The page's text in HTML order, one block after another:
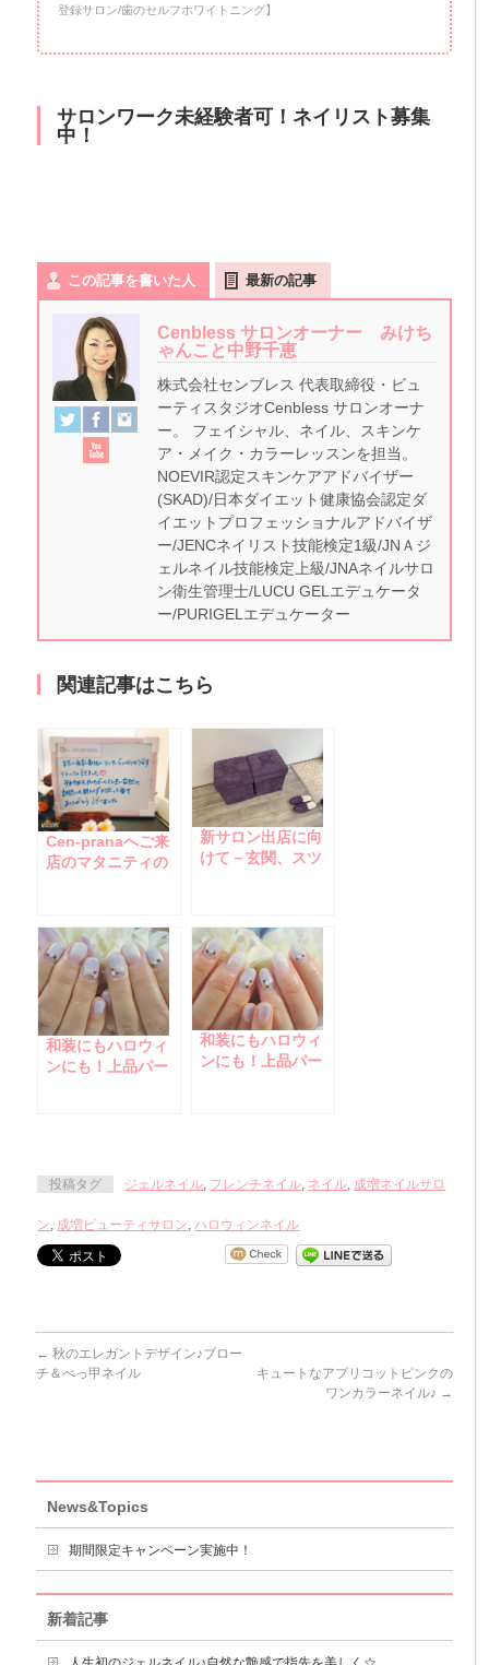
登録サロン/歯のセルフホワイトニング】
サロンワーク未経験者可！ネイリスト募集
中！
この記事を書いた人 最新の記事
Cenbless サロンオーナー みけち
ゃんこと中野千恵
株式会社センブレス 代表取締役・ビュ
ーティスタジオCenbless サロンオーナ
ー。 フェイシャル、ネイル、スキンケ
ア・メイク・カラーレッスンを担当。
NOEVIR認定スキンケアアドバイザー
(SKAD)/日本ダイエット健康協会認定ダ
イエットプロフェッショナルアドバイザ
ー/JENCネイリスト技能検定1級/JNＡジ
ェルネイル技能検定上級/JNAネイルサロ
ン衛生管理士/LUCU GELエデュケータ
ー/PURIGELエデュケーター
関連記事はこちら
Cen-pranaへご来
店のマタニティの
新サロン出店に向
けて－玄関、スツ
和装にもハロウィ
ンにも！上品パー
和装にもハロウィ
ンにも！上品パー
投稿タグ ジェルネイル, フレンチネイル, ネイル, 成増ネイルサロ
ン, 成増ビューティサロン,ハロウィンネイル
← 秋のエレガントデザイン♪ブロー
チ＆べっ甲ネイル
キュートなアプリコットピンクの
ワンカラーネイル♪ →
News&Topics
期間限定キャンペーン実施中！
新着記事